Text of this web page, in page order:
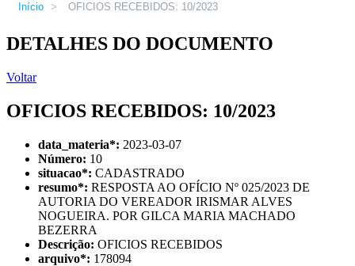
Início > OFICIOS RECEBIDOS: 10/2023
DETALHES DO DOCUMENTO
Voltar
OFICIOS RECEBIDOS: 10/2023
data_materia*: 2023-03-07
Número: 10
situacao*: CADASTRADO
resumo*: RESPOSTA AO OFÍCIO Nº 025/2023 DE
AUTORIA DO VEREADOR IRISMAR ALVES
NOGUEIRA. POR GILCA MARIA MACHADO
BEZERRA
Descrição: OFICIOS RECEBIDOS
arquivo*: 178094